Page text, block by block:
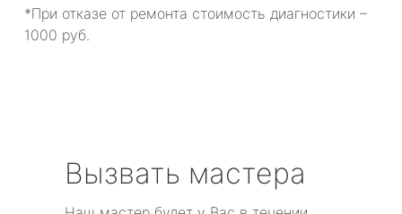
*При отказе от ремонта стоимость диагностики –
1000 руб.
Вызвать мастера